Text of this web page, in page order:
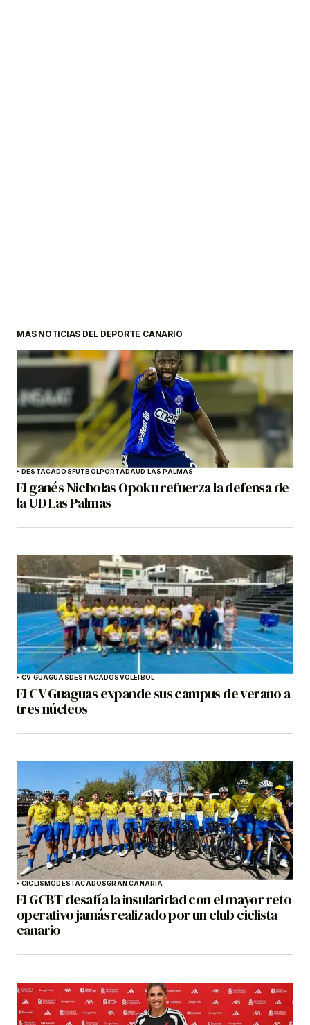
MÁS NOTICIAS DEL DEPORTE CANARIO
DESTACADOSFÚTBOLPORTADAUD LAS PALMAS
El ganés Nicholas Opoku refuerza la defensa de
la UD Las Palmas
CV GUAGUASDESTACADOSVOLEIBOL
El CV Guaguas expande sus campus de verano a
tres núcleos
CICLISMODESTACADOSGRAN CANARIA
El GCBT desafía la insularidad con el mayor reto
operativo jamás realizado por un club ciclista
canario